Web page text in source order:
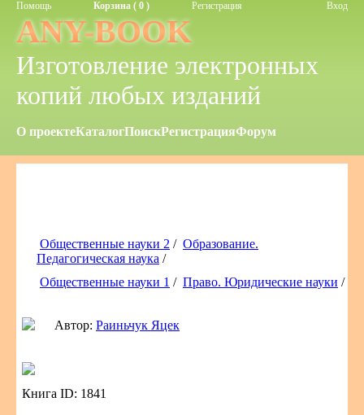
Помощь Корзина ( 0 ) Регистрация Вход
ANY-BOOK
Изготовление электронных
копий любых изданий
О проектеКаталогПоискРегистрацияФорум
Общественные науки 2 / Образование.
Педагогическая наука /
Общественные науки 1 / Право. Юридические науки /
Автор: Раиньчук Яцек
Книга ID: 1841